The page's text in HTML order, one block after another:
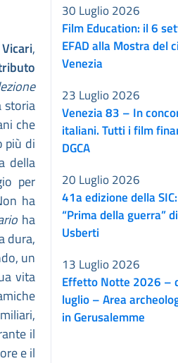
,
storia
che
più di
della
per
ha
ha
dura,
un
vita
il
e il
Film Education: il 6
EFAD alla Mostra del
Venezia
30 Luglio 2026
Venezia 83 – In
italiani. Tutti i film
DGCA
23 Luglio 2026
41a edizione della
“Prima della guerra”
Usberti
20 Luglio 2026
Effetto Notte 2026 –
luglio – Area
in Gerusalemme
13 Luglio 2026